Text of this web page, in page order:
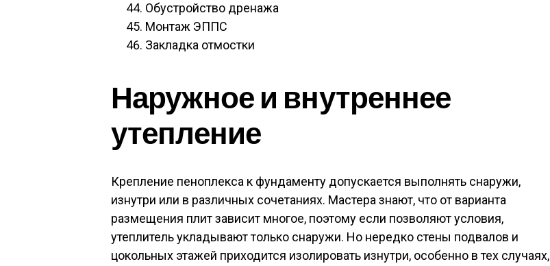
Обустройство дренажа
Монтаж ЭППС
Закладка отмостки
Наружное и внутреннее
утепление
Крепление пеноплекса к фундаменту допускается выполнять снаружи,
изнутри или в различных сочетаниях. Мастера знают, что от варианта
размещения плит зависит многое, поэтому если позволяют условия,
утеплитель укладывают только снаружи. Но нередко стены подвалов и
цокольных этажей приходится изолировать изнутри, особенно в тех случаях,